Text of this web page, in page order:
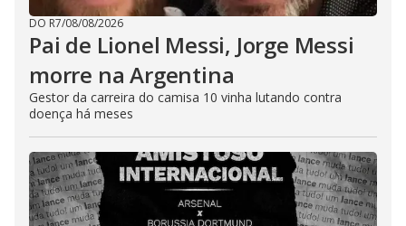
DO R7/08/08/2026
Pai de Lionel Messi, Jorge Messi
morre na Argentina
Gestor da carreira do camisa 10 vinha lutando contra
doença há meses